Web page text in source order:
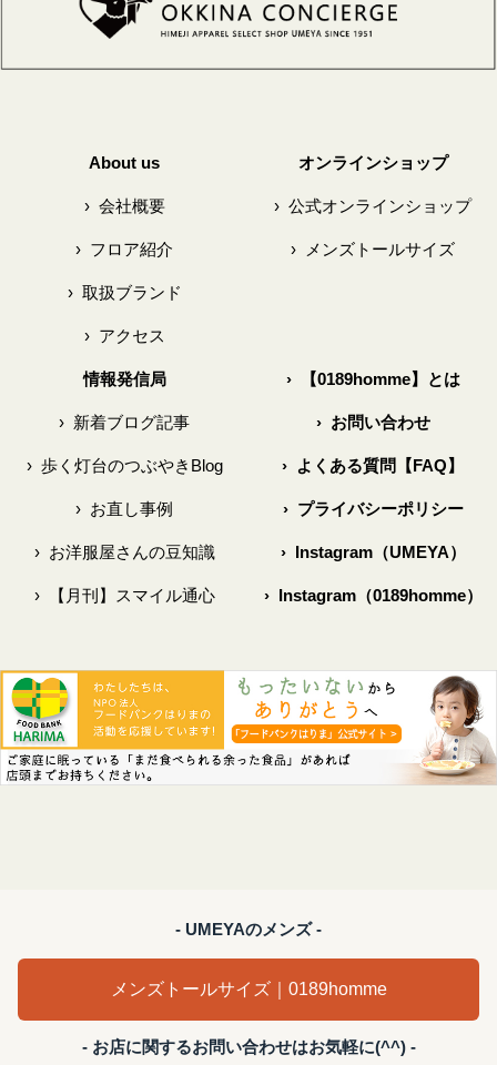
About us
›会社概要
› フロア紹介
›取扱ブランド
›アクセス
オンラインショップ
› 公式オンラインショップ
› メンズトールサイズ
情報発信局
› 新着ブログ記事
›歩く灯台のつぶやきBlog
› お直し事例
›お洋服屋さんの豆知識
›【月刊】スマイル通心
›【0189homme】とは
›お問い合わせ
› よくある質問【FAQ】
›プライバシーポリシー
›Instagram（UMEYA）
›Instagram（0189homme）
- UMEYAのメンズ -
メンズトールサイズ｜0189homme
- お店に関するお問い合わせはお気軽に(^^) -